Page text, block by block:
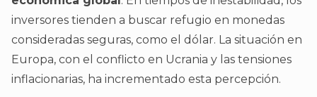
inversores tienden a buscar refugio en monedas
consideradas seguras, como el dólar. La situación en
Europa, con el conflicto en Ucrania y las tensiones
inflacionarias, ha incrementado esta percepción.